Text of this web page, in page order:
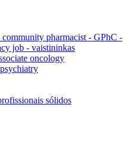
pharmacist - GPhC -
job - vaistininkas
oncology
sólidos